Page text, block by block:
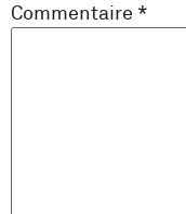
Commentaire *